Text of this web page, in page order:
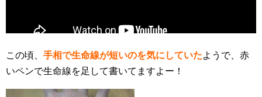
この頃、 手相で生命線が短いのを気にしていたようで、赤
いペンで生命線を足して書いてますよー！